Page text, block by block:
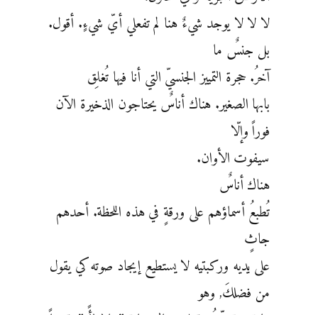
لا لا لا يوجد شيءٌ هنا لم تفعلي أيّ شيءٍ. أقول.
بل جنسٌ ما
آخرُ. حجرة التمييز الجنسيّ التي أنا فيها تُغلِق
بابها الصغير. هناك أناسٌ يحتاجون الذخيرة الآن
فوراً وإلّا
سيفوت الأوان.
هناك أناسٌ
تُطبعُ أسماؤهم على ورقةٍ في هذه اللحظة. أحدهم
جاثٍ
على يديه وركبتيه لا يستطيع إيجاد صوته كي يقول
من فضلكَ, وهو